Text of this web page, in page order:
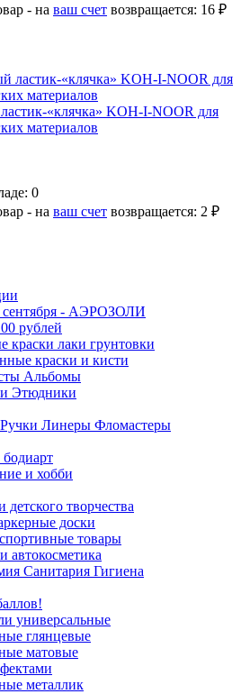
- на ваш счет возвращается: 16 ₽
«клячка» KOH-I-NOOR для
материалов
0
- на ваш счет возвращается: 2 ₽
сентября - АЭРОЗОЛИ
рублей
краски лаки грунтовки
краски и кисти
Альбомы
Этюдники
Линеры Фломастеры
и хобби
творчества
доски
товары
автокосметика
Санитария Гигиена
универсальные
глянцевые
матовые
металлик